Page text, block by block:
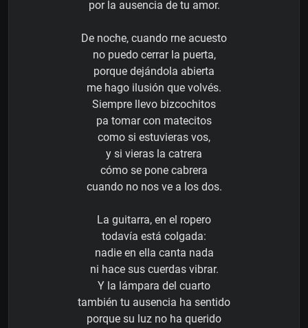
por la ausencia de tu amor.
De noche, cuando rne acuesto
no puedo cerrar la puerta,
porque dejándola abierta
me hago ilusión que volvés.
Siempre llevo bizcochitos
pa tomar con matecitos
como si estuvieras vos,
y si vieras la catrera
cómo se pone cabrera
cuando no nos ve a los dos.
La guitarra, en el ropero
todavía está colgada:
nadie en ella canta nada
ni hace sus cuerdas vibrar.
Y la lámpara del cuarto
también tu ausencia ha sentido
porque su luz no ha querido